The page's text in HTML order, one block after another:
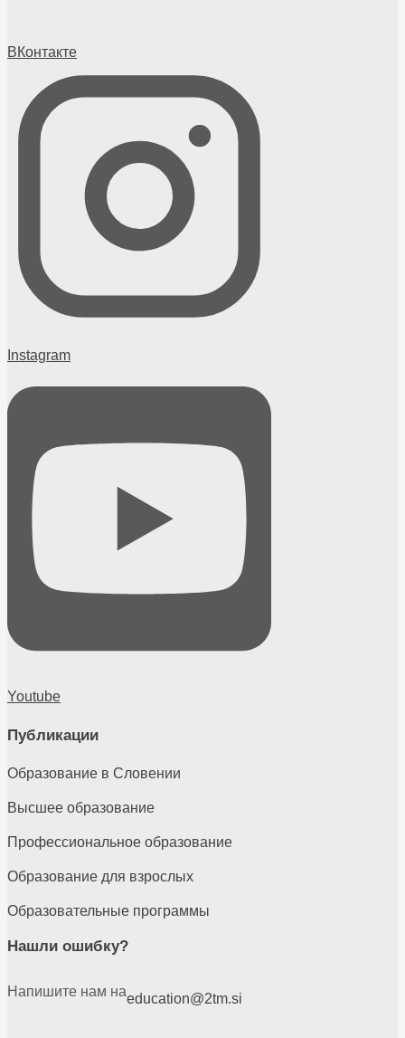
ВКонтакте
Instagram
Youtube
Публикации
Образование в Словении
Высшее образование
Профессиональное образование
Образование для взрослых
Образовательные программы
Нашли ошибку?
Напишите нам наeducation@2tm.si